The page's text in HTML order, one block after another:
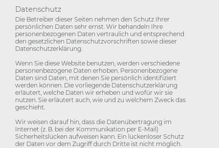
Datenschutz
Die Betreiber dieser Seiten nehmen den Schutz Ihrer
persönlichen Daten sehr ernst. Wir behandeln Ihre
personenbezogenen Daten vertraulich und entsprechend
den gesetzlichen Datenschutzvorschriften sowie dieser
Datenschutzerklärung.
Wenn Sie diese Website benutzen, werden verschiedene
personenbezogene Daten erhoben. Personenbezogene
Daten sind Daten, mit denen Sie persönlich identifiziert
werden können. Die vorliegende Datenschutzerklärung
erläutert, welche Daten wir erheben und wofür wir sie
nutzen. Sie erläutert auch, wie und zu welchem Zweck das
geschieht.
Wir weisen darauf hin, dass die Datenübertragung im
Internet (z. B. bei der Kommunikation per E-Mail)
Sicherheitslücken aufweisen kann. Ein lückenloser Schutz
der Daten vor dem Zugriff durch Dritte ist nicht möglich.